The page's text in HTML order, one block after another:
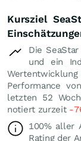
Kursziel
Die
und ein
Performance von
letzten 52
notiert zurzeit -
100% aller
Rating der